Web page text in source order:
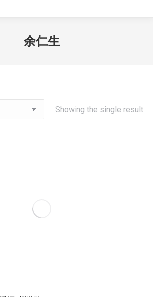
余仁生
Showing the single result